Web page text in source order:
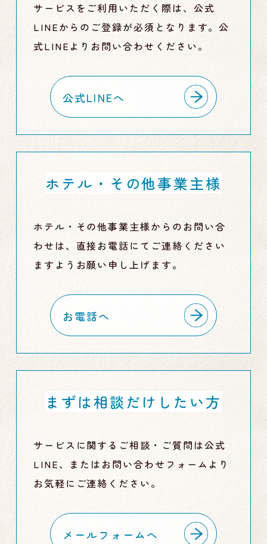
サービスをご利用いただく際は、公式
LINEからのご登録が必須となります。公
式LINEよりお問い合わせください。
公式LINEへ
ホテル・その他事業主様
ホテル・その他事業主様からのお問い合
わせは、直接お電話にてご連絡ください
ますようお願い申し上げます。
お電話へ
まずは相談だけしたい方
サービスに関するご相談・ご質問は公式
LINE、またはお問い合わせフォームより
お気軽にご連絡ください。
メールフォームへ